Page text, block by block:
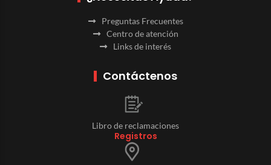
Preguntas Frecuentes
Centro de atención
Links de interés
Contáctenos
Libro de reclamaciones
Registros